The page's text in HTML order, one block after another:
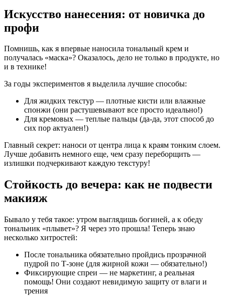
Искусство нанесения: от новичка до
профи
Помнишь, как я впервые наносила тональный крем и
получалась «маска»? Оказалось, дело не только в продукте, но
и в технике!
За годы экспериментов я выделила лучшие способы:
Для жидких текстур — плотные кисти или влажные
спонжи (они растушевывают все просто идеально!)
Для кремовых — теплые пальцы (да-да, этот способ до
сих пор актуален!)
Главный секрет: наноси от центра лица к краям тонким слоем.
Лучше добавить немного еще, чем сразу переборщить —
излишки подчеркивают каждую текстуру!
Стойкость до вечера: как не подвести
макияж
Бывало у тебя такое: утром выглядишь богиней, а к обеду
тональник «плывет»? Я через это прошла! Теперь знаю
несколько хитростей:
После тональника обязательно пройдись прозрачной
пудрой по Т-зоне (для жирной кожи — обязательно!)
Фиксирующие спреи — не маркетинг, а реальная
помощь! Они создают невидимую защиту от влаги и
трения